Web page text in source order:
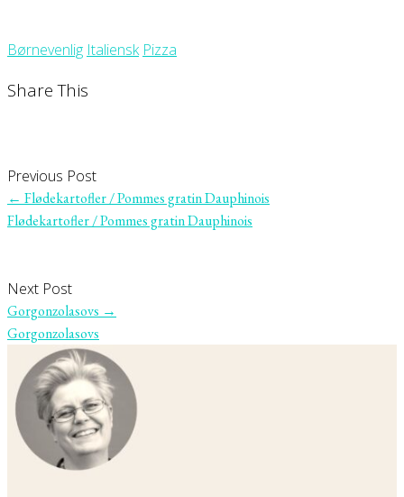
Børnevenlig Italiensk Pizza
Share This
Previous Post
← Flødekartofler / Pommes gratin Dauphinois
Flødekartofler / Pommes gratin Dauphinois
Next Post
Gorgonzolasovs →
Gorgonzolasovs